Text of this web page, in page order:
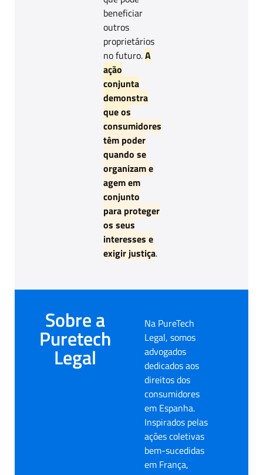
beneficiar
outros
proprietários
no futuro.A
ação
conjunta
demonstra
que os
consumidores
têm poder
quando se
organizam e
agem em
conjunto
para proteger
os seus
interesses e
exigir justiça.
Sobre a
Puretech
Legal
Na PureTech
Legal, somos
advogados
dedicados aos
direitos dos
consumidores
em Espanha.
Inspirados pelas
ações coletivas
bem-sucedidas
em França,